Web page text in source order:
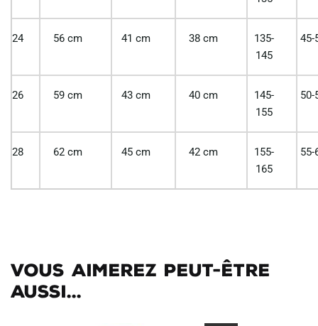
24 56 cm 41 cm 38 cm
135-
145
45-
26 59 cm 43 cm 40 cm
145-
155
50-
28 62 cm 45 cm 42 cm
155-
165
55-
Vous aimerez peut-être
aussi...